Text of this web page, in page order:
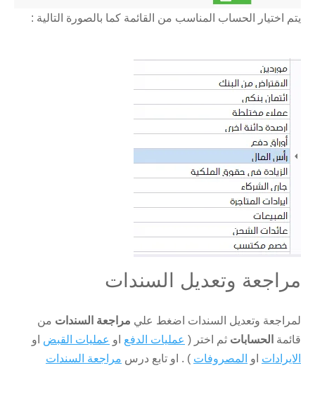
يتم اختيار الحساب المناسب من القائمة كما بالصورة التالية :
مراجعة وتعديل السندات
لمراجعة وتعديل السندات اضغط علي مراجعة السندات من
قائمة الحسابات ثم اختر ( عمليات الدفع او عمليات القبض او
الايرادات او المصروفات ) . او تابع درس مراجعة السندات